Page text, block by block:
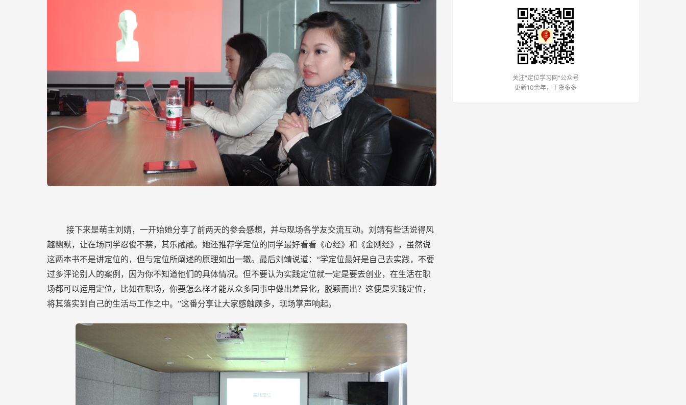
接下来是萌主刘婧，一开始她分享了前两天的参会感想，并与现场各学友交流互动。刘靖有些话说得风
趣幽默，让在场同学忍俊不禁，其乐融融。她还推荐学定位的同学最好看看《心经》和《金刚经》，虽然说
这两本书不是讲定位的，但与定位所阐述的原理如出一辙。最后刘靖说道：“学定位最好是自己去实践，不要
过多评论别人的案例，因为你不知道他们的具体情况。但不要认为实践定位就一定是要去创业，在生活在职
场都可以运用定位，比如在职场，你要怎么样才能从众多同事中做出差异化，脱颖而出？这便是实践定位，
将其落实到自己的生活与工作之中。”这番分享让大家感触颇多，现场掌声响起。
关注"定位学习网"公众号
更新10余年，干货多多